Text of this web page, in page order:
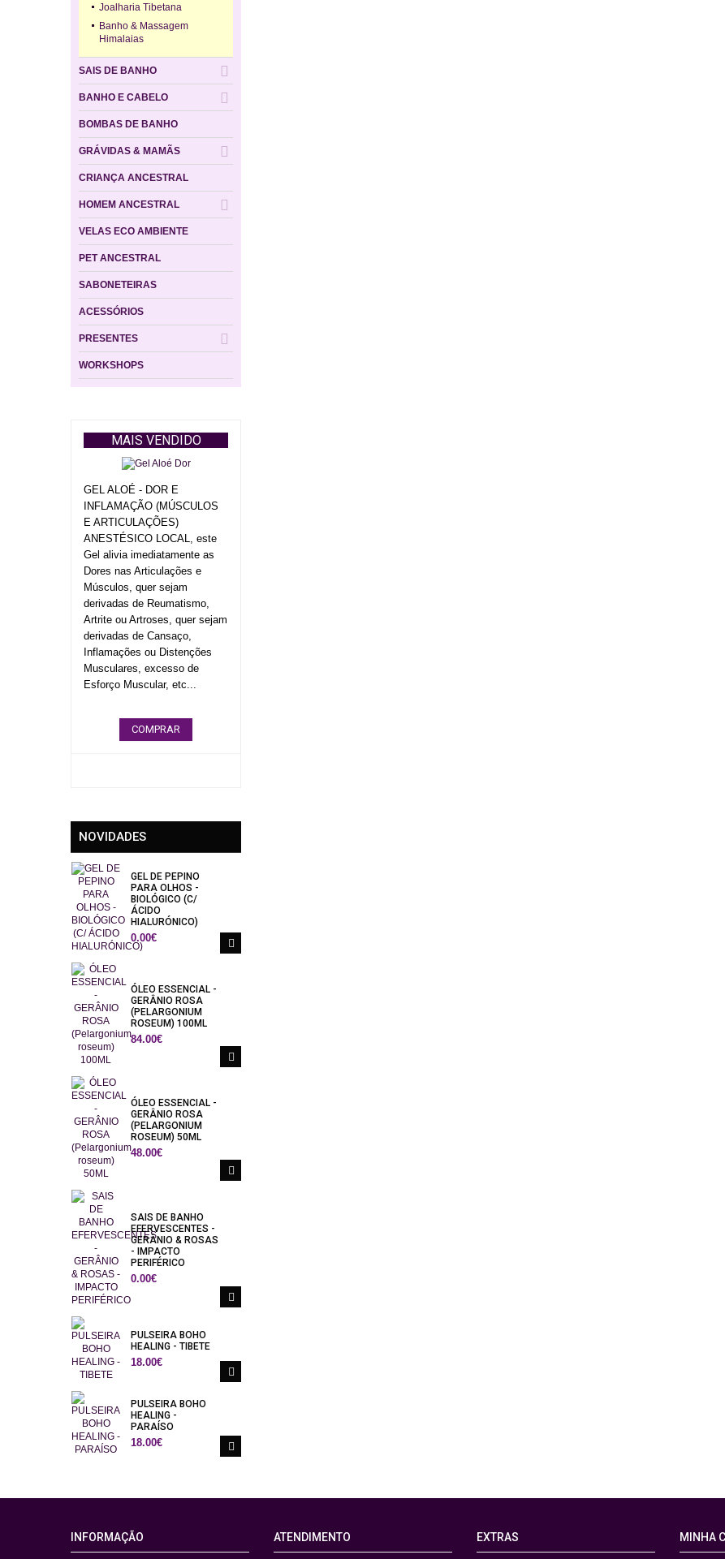
Joalharia Tibetana
Banho & Massagem
Himalaias
SAIS DE BANHO
BANHO E CABELO
BOMBAS DE BANHO
GRÁVIDAS & MAMÃS
CRIANÇA ANCESTRAL
HOMEM ANCESTRAL
VELAS ECO AMBIENTE
PET ANCESTRAL
SABONETEIRAS
ACESSÓRIOS
PRESENTES
WORKSHOPS
MAIS VENDIDO
GEL ALOÉ - DOR E
INFLAMAÇÃO (MÚSCULOS
E ARTICULAÇÕES)
ANESTÉSICO LOCAL, este
Gel alivia imediatamente as
Dores nas Articulações e
Músculos, quer sejam
derivadas de Reumatismo,
Artrite ou Artroses, quer sejam
derivadas de Cansaço,
Inflamações ou Distenções
Musculares, excesso de
Esforço Muscular, etc...
COMPRAR
NOVIDADES
GEL DE PEPINO
PARA OLHOS -
BIOLÓGICO (C/
ÁCIDO
HIALURÓNICO)
0.00€
ÓLEO ESSENCIAL -
GERÂNIO ROSA
(PELARGONIUM
ROSEUM) 100ML
84.00€
ÓLEO ESSENCIAL -
GERÂNIO ROSA
(PELARGONIUM
ROSEUM) 50ML
48.00€
SAIS DE BANHO
EFERVESCENTES -
GERÂNIO & ROSAS
- IMPACTO
PERIFÉRICO
0.00€
PULSEIRA BOHO
HEALING - TIBETE
18.00€
PULSEIRA BOHO
HEALING -
PARAÍSO
18.00€
INFORMAÇÃO ATENDIMENTO EXTRAS MINHA